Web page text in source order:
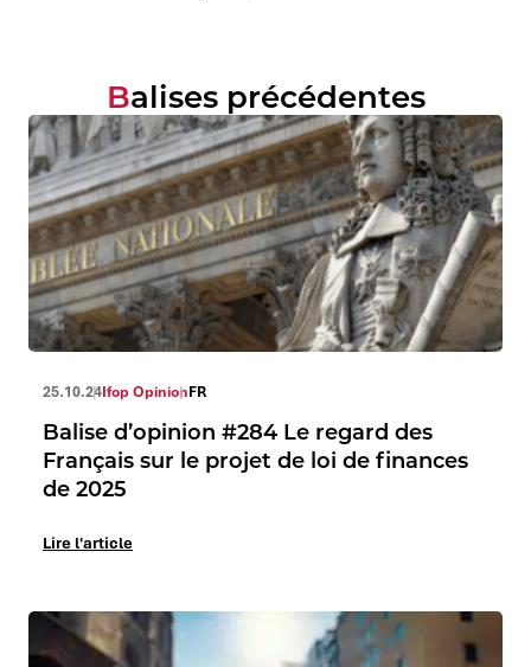
Balises précédentes
25.10.24Ifop OpinionFR
Balise d’opinion #284 Le regard des
Français sur le projet de loi de finances
de 2025
Lire l'article